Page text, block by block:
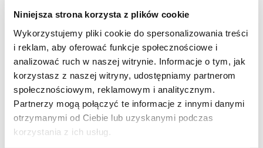
Niniejsza strona korzysta z plików cookie
Wykorzystujemy pliki cookie do spersonalizowania treści
i reklam, aby oferować funkcje społecznościowe i
analizować ruch w naszej witrynie. Informacje o tym, jak
korzystasz z naszej witryny, udostępniamy partnerom
społecznościowym, reklamowym i analitycznym.
Partnerzy mogą połączyć te informacje z innymi danymi
otrzymanymi od Ciebie lub uzyskanymi podczas
korzystania z ich usług.
7743900
viGO! Zmeták s lopatkou MIX 4
SEASONS: JAR, LETO, JESEŇ,
ORIGINÁL
10,99 zł